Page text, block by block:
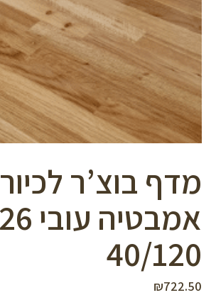
font_download סמן קישורים
לאפס
את
כל
האפשרויות
cached
מדף בוצ’ר לכיור
40/120
₪722.50